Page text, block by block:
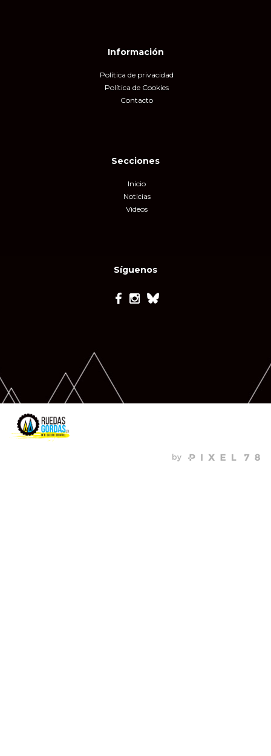
Información
Política de privacidad
Política de Cookies
Contacto
Síguenos
Secciones
Inicio
Noticias
Videos